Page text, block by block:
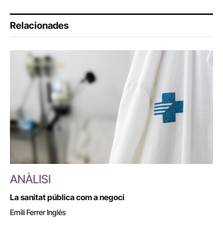
Relacionades
ANÀLISI
La sanitat pública com a negoci
Emili Ferrer Inglés